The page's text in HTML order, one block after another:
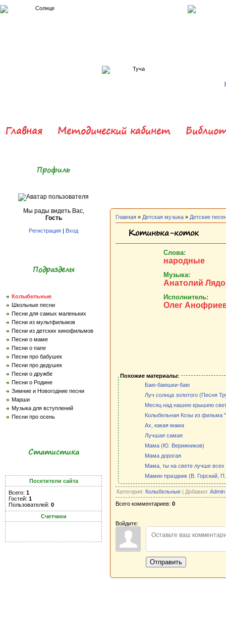
Главная Методический кабинет
Профиль
Мы рады видеть Вас,
Гость
Регистрация | Вход
Подразделы
Колыбельные
Школьные песни
Песни для самых маленьких
Песни из мультфильмов
Песни из детских кинофильмов
Песни о маме
Песни о папе
Песни про бабушек
Песни про дедушек
Песни о дружбе
Песни о Родине
Зимние и Новогодние песни
Марши
Музыка для вступлений
Песни про осень
Статистика
Посетители сайта
Всего: 1
Гостей: 1
Пользователей: 0
Счетчики
Главная » Детская музыка » Детские
Котинька-коток
Слова:
народные
Музыка:
Анатолий
Исполнитель:
Олег
Похожие материалы:
Баю-баюшки-баю
Луч солнца золотого (Песня
Месяц над нашею крышею
Колыбельная Козы из фильма
Ах, какая мама
Лучшая самая
Мама (Ю. Верижников)
Мама дорогая
Мама, ты на свете лучше всех
Мамин праздник (В. Горский,
Категория: Колыбельные | Добавил: Admin
Всего комментариев: 0
Войдите:
Отправить